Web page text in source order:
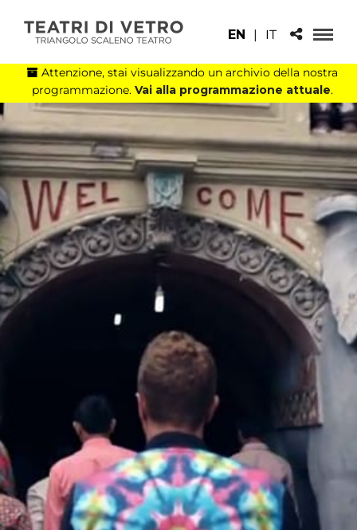
EN | IT
Attenzione, stai visualizzando un archivio della nostra
programmazione. Vai alla programmazione attuale.